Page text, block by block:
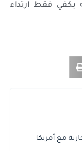
يكفي فقط ارتداء
مع أمريكا